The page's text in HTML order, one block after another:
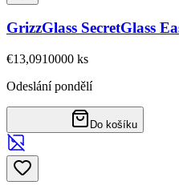
GrizzGlass SecretGlass
€13,0910000 ks
Odeslání pondělí
Do košíku